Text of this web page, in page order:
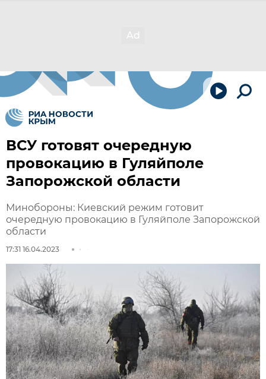
ВСУ готовят очередную
провокацию в Гуляйполе
Запорожской области
Минобороны: Киевский режим готовит
очередную провокацию в Гуляйполе Запорожской
области
17:31 16.04.2023